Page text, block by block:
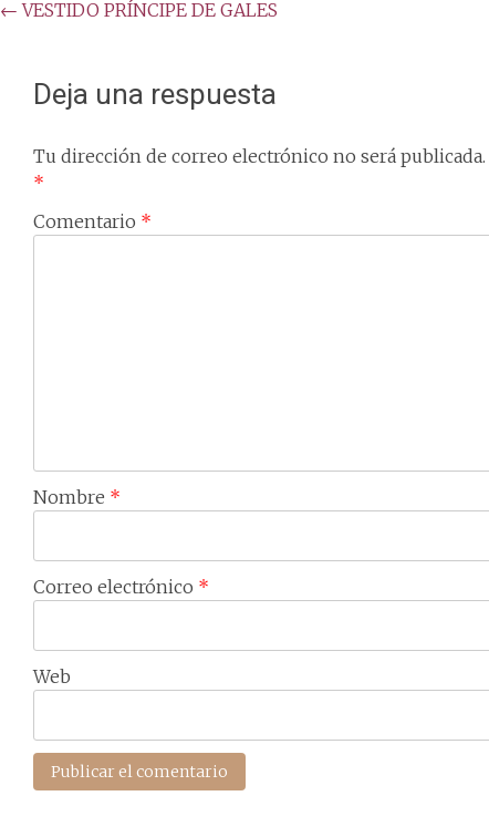
Post
← VESTIDO PRÍNCIPE DE GALES
Deja una respuesta
Tu dirección de correo electrónico no será publicada.
*
Comentario *
Nombre *
Correo electrónico *
Web